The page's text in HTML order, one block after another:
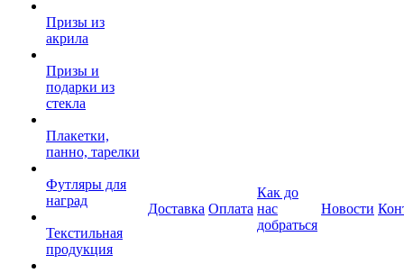
Призы из
акрила
Призы и
подарки из
стекла
Плакетки,
панно, тарелки
Футляры для
наград
Текстильная
продукция
Доставка Оплата
Как до
нас
добраться
Новости